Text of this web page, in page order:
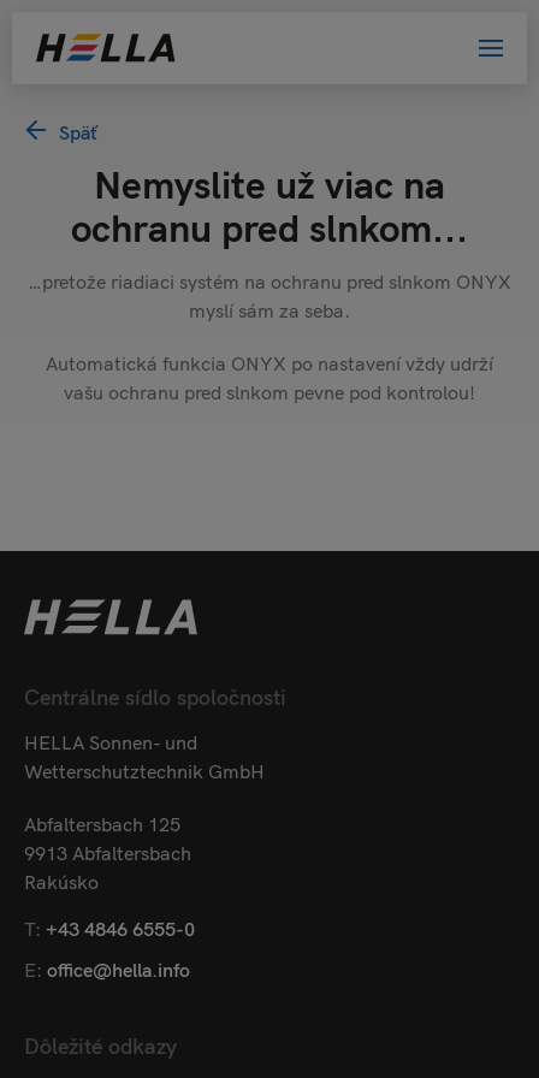
Späť
Nemyslite už viac na
ochranu pred slnkom...
…pretože riadiaci systém na ochranu pred slnkom ONYX
myslí sám za seba.
Automatická funkcia ONYX po nastavení vždy udrží
vašu ochranu pred slnkom pevne pod kontrolou!
Centrálne sídlo spoločnosti
HELLA Sonnen- und
Wetterschutztechnik GmbH
Abfaltersbach 125
9913 Abfaltersbach
Rakúsko
T: +43 4846 6555-0
E: office@hella.info
Dôležité odkazy